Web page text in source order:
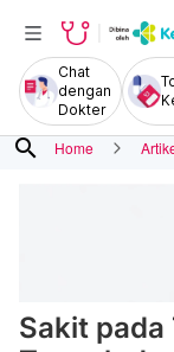
Chat
dengan
Dokter
search Home
Sakit pada